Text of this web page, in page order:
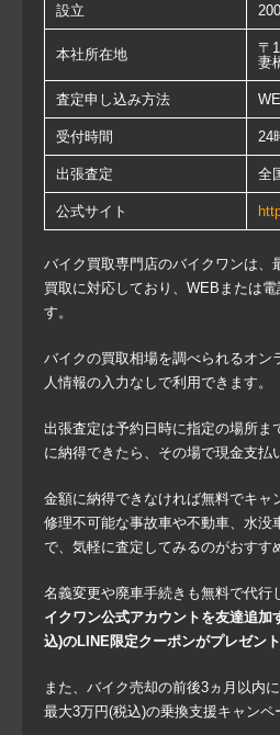
設立
本社所在地
〒
妻
査定申し込み方法
受付時間 24
出張査定 全
公式サイト
バイク買取専門店のバイクワンは、
買取に対応しており、WEBまたは
す。
バイクの買取相場を調べられるオン
人情報の入力なしで利用できます。
出張査定は予約日時に指定の場所ま
に納得できたら、その場で現金支払
金額に納得できなければ無料でキャ
修理不可能な事故車や不動車、水没
で、気軽に査定してみるのがおすす
名義変更や廃車手続きも無料で代行
イクワン公式アカウントを友達追加
込)のLINE限定クーポンがプレゼント
また、バイク売却の前後3ヵ月以内
最大3万円(税込)の乗換支援キャンペ